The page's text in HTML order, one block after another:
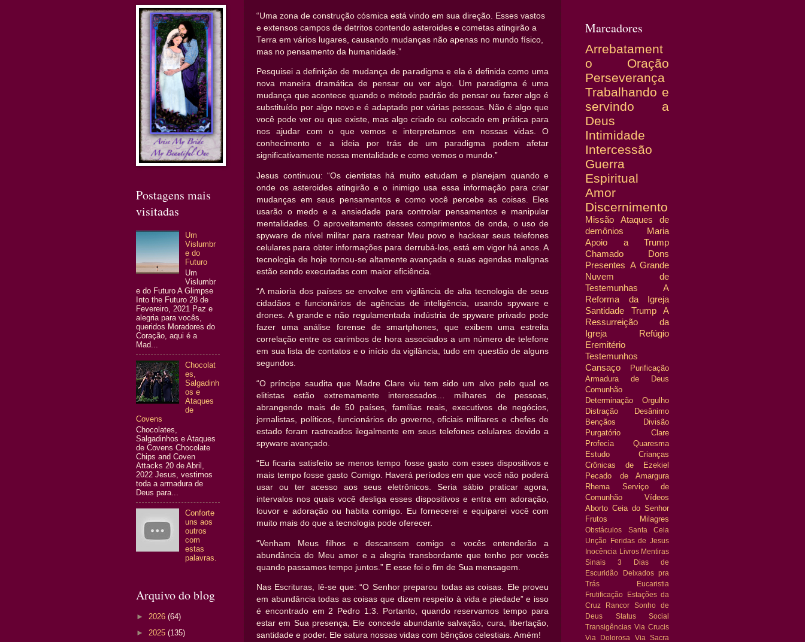
“Uma zona de construção cósmica está vindo em sua direção. Esses vastos
e extensos campos de detritos contendo asteroides e cometas atingirão a
Terra em vários lugares, causando mudanças não apenas no mundo físico,
mas no pensamento da humanidade.”
Pesquisei a definição de mudança de paradigma e ela é definida como uma
nova maneira dramática de pensar ou ver algo. Um paradigma é uma
mudança que acontece quando o método padrão de pensar ou fazer algo é
substituído por algo novo e é adaptado por várias pessoas. Não é algo que
você pode ver ou que existe, mas algo criado ou colocado em prática para
nos ajudar com o que vemos e interpretamos em nossas vidas. O
conhecimento e a ideia por trás de um paradigma podem afetar
significativamente nossa mentalidade e como vemos o mundo.”
Jesus continuou: “Os cientistas há muito estudam e planejam quando e
onde os asteroides atingirão e o inimigo usa essa informação para criar
mudanças em seus pensamentos e como você percebe as coisas. Eles
usarão o medo e a ansiedade para controlar pensamentos e manipular
mentalidades. O aproveitamento desses comprimentos de onda, o uso de
spyware de nível militar para rastrear Meu povo e hackear seus telefones
celulares para obter informações para derrubá-los, está em vigor há anos. A
tecnologia de hoje tornou-se altamente avançada e suas agendas malignas
estão sendo executadas com maior eficiência.
“A maioria dos países se envolve em vigilância de alta tecnologia de seus
cidadãos e funcionários de agências de inteligência, usando spyware e
drones. A grande e não regulamentada indústria de spyware privado pode
fazer uma análise forense de smartphones, que exibem uma estreita
correlação entre os carimbos de hora associados a um número de telefone
em sua lista de contatos e o início da vigilância, tudo em questão de alguns
segundos.
“O príncipe saudita que Madre Clare viu tem sido um alvo pelo qual os
elitistas estão extremamente interessados… milhares de pessoas,
abrangendo mais de 50 países, famílias reais, executivos de negócios,
jornalistas, políticos, funcionários do governo, oficiais militares e chefes de
estado foram rastreados ilegalmente em seus telefones celulares devido a
spyware avançado.
“Eu ficaria satisfeito se menos tempo fosse gasto com esses dispositivos e
mais tempo fosse gasto Comigo. Haverá períodos em que você não poderá
usar ou ter acesso aos seus eletrônicos. Seria sábio praticar agora,
intervalos nos quais você desliga esses dispositivos e entra em adoração,
louvor e adoração ou habita comigo. Eu fornecerei e equiparei você com
muito mais do que a tecnologia pode oferecer.
“Venham Meus filhos e descansem comigo e vocês entenderão a
abundância do Meu amor e a alegria transbordante que tenho por vocês
quando passamos tempo juntos.” E esse foi o fim de Sua mensagem.
Nas Escrituras, lê-se que: “O Senhor preparou todas as coisas. Ele proveu
em abundância todas as coisas que dizem respeito à vida e piedade” e isso
é encontrado em 2 Pedro 1:3. Portanto, quando reservamos tempo para
estar em Sua presença, Ele concede abundante salvação, cura, libertação,
santidade e poder. Ele satura nossas vidas com bênçãos celestiais. Amém!
Postagens mais
visitadas
Um
Vislumbr
e do
Futuro
Um
Vislumbr
e do Futuro A Glimpse
Into the Futuro 28 de
Fevereiro, 2021 Paz e
alegria para vocês,
queridos Moradores do
Coração, aqui é a
Mad...
Chocolat
es,
Salgadinh
os e
Ataques
de
Covens
Chocolates,
Salgadinhos e Ataques
de Covens Chocolate
Chips and Coven
Attacks 20 de Abril,
2022 Jesus, vestimos
toda a armadura de
Deus para...
Conforte
uns aos
outros
com
estas
palavras.
Arquivo do blog
► 2026 (64)
► 2025 (135)
Marcadores
Arrebatament
o
Oração
Perseverança
Trabalhando e
servindo a
Deus
Intimidade
Intercessão
Guerra
Espiritual
Amor
Discernimento
Missão
Ataques de
demônios
Maria
Apoio a Trump
Chamado
Dons
Presentes A Grande
Nuvem de
Testemunhas
A
Reforma da Igreja
Santidade
Trump
A
Ressurreição da
Igreja
Refúgio
Eremitério
Testemunhos
Cansaço
Purificação
Armadura de Deus
Comunhão
Determinação
Orgulho
Distração
Desânimo
Bençãos
Divisão
Purgatório
Clare
Profecia
Quaresma
Estudo
Crianças
Crônicas de Ezekiel
Pecado de Amargura
Rhema
Serviço de
Comunhão
Vídeos
Aborto Ceia do Senhor
Frutos
Milagres
Obstáculos
Santa Ceia
Unção
Feridas de Jesus
Inocência
Livros Mentiras
Sinais
3 Dias de
Escuridão
Deixados pra
Trás
Eucaristia
Frutificação
Estações da
Cruz
Rancor
Sonho de
Deus
Status Social
Transigências Via Crucis
Via Dolorosa
Via Sacra